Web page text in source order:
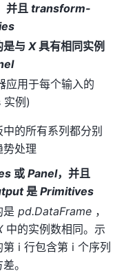
并且 transform-
是与 X具有相同实例
应用于每个输入的
实例)
的所有系列都分别
势处理
或 Panel，并且
是 Primitives
是 pd.DataFrame，
中的实例数相同。示
i 行包含第 i 个序列
。